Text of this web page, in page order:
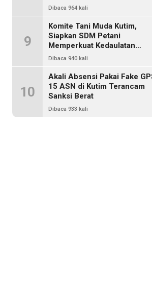
Dibaca 964 kali
9
Komite Tani Muda Kutim,
Siapkan SDM Petani
Memperkuat Kedaulatan
Pangan
Dibaca 940 kali
10
Akali Absensi Pakai Fake
15 ASN di Kutim Terancam
Sanksi Berat
Dibaca 933 kali